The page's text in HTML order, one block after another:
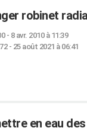
robinet
- 8 avr. 2010 à 11:39
- 25 août 2021 à 06:41
en eau